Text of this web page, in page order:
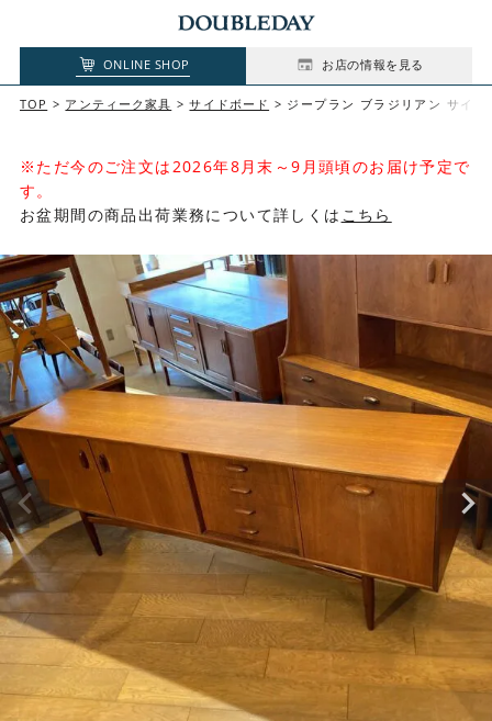
ONLINE SHOP お店の情報を見る
TOP アンティーク家具 サイドボード ジープラン ブラジリアン サイ
※ただ今のご注文は2026年8月末～9月頭頃のお届け予定で
す。
お盆期間の商品出荷業務について詳しくは こちら